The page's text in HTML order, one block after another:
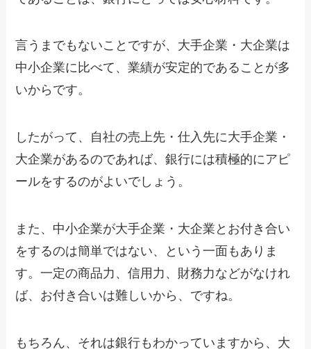
言うまでもないことですが、大手企業・大企業は
中小企業に比べて、業績が安定的であることが多
いからです。
したがって、自社の売上先・仕入先に大手企業・
大企業があるのであれば、銀行には積極的にアピ
ールをするのがよいでしょう。
また、中小企業が大手企業・大企業とお付き合い
をするのは簡単ではない、という一面もありま
す。一定の商品力、信用力、財務力などがなけれ
ば、お付き合いは難しいから、ですね。
もちろん、それは銀行もわかっていますから、大